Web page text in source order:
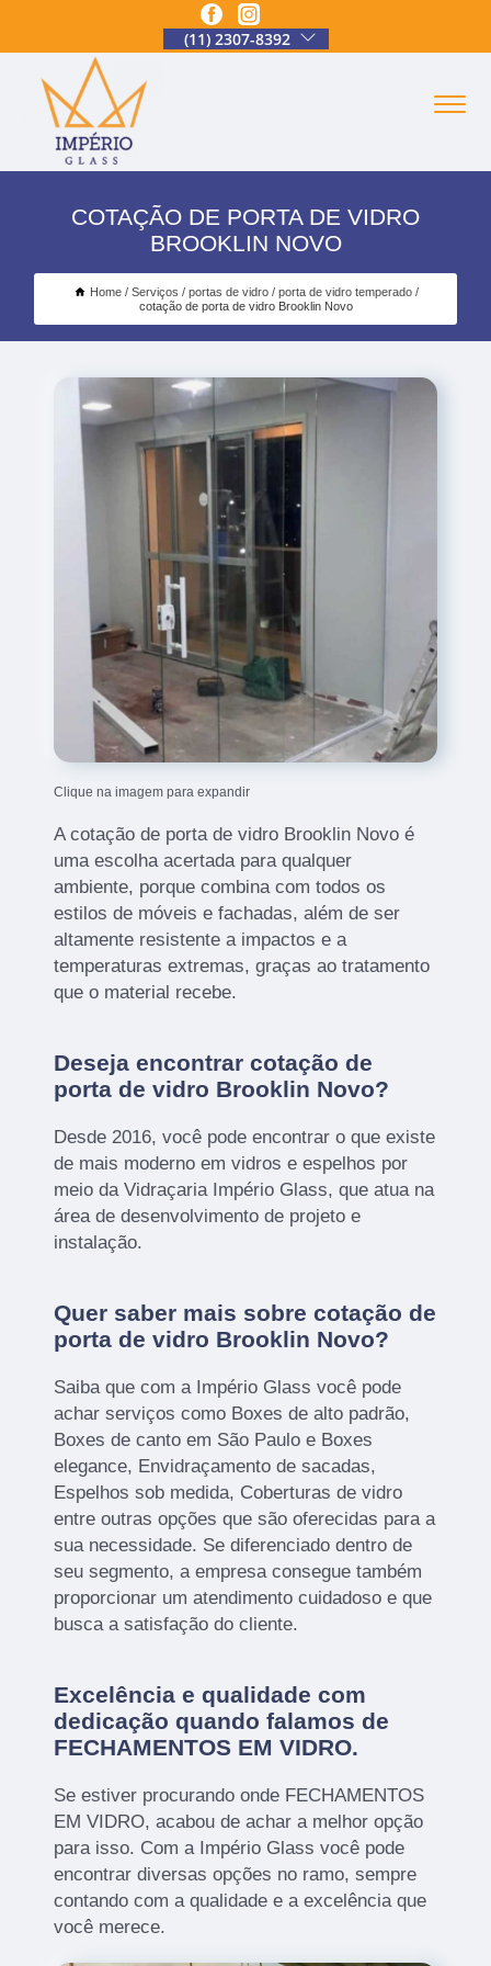
(11) 2307-8392
COTAÇÃO DE PORTA DE VIDRO
BROOKLIN NOVO
Home Serviços portas de vidro
porta de vidro temperado
cotação de porta de vidro Brooklin Novo
Clique na imagem para expandir
A cotação de porta de vidro Brooklin Novo é
uma escolha acertada para qualquer
ambiente, porque combina com todos os
estilos de móveis e fachadas, além de ser
altamente resistente a impactos e a
temperaturas extremas, graças ao tratamento
que o material recebe.
Deseja encontrar cotação de
porta de vidro Brooklin Novo?
Desde 2016, você pode encontrar o que existe
de mais moderno em vidros e espelhos por
meio da Vidraçaria Império Glass, que atua na
área de desenvolvimento de projeto e
instalação.
Quer saber mais sobre cotação de
porta de vidro Brooklin Novo?
Saiba que com a Império Glass você pode
achar serviços como Boxes de alto padrão,
Boxes de canto em São Paulo e Boxes
elegance, Envidraçamento de sacadas,
Espelhos sob medida, Coberturas de vidro
entre outras opções que são oferecidas para a
sua necessidade. Se diferenciado dentro de
seu segmento, a empresa consegue também
proporcionar um atendimento cuidadoso e que
busca a satisfação do cliente.
Excelência e qualidade com
dedicação quando falamos de
FECHAMENTOS EM VIDRO.
Se estiver procurando onde FECHAMENTOS
EM VIDRO, acabou de achar a melhor opção
para isso. Com a Império Glass você pode
encontrar diversas opções no ramo, sempre
contando com a qualidade e a excelência que
você merece.